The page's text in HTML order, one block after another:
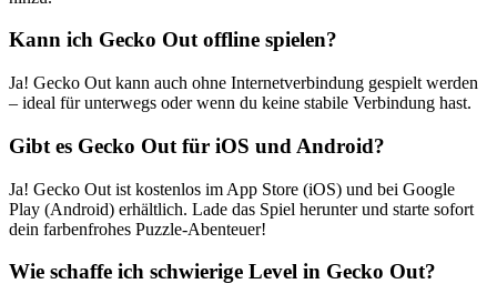
Kann ich Gecko Out offline spielen?
Ja! Gecko Out kann auch ohne Internetverbindung gespielt werden
– ideal für unterwegs oder wenn du keine stabile Verbindung hast.
Gibt es Gecko Out für iOS und Android?
Ja! Gecko Out ist kostenlos im App Store (iOS) und bei Google
Play (Android) erhältlich. Lade das Spiel herunter und starte sofort
dein farbenfrohes Puzzle-Abenteuer!
Wie schaffe ich schwierige Level in Gecko Out?